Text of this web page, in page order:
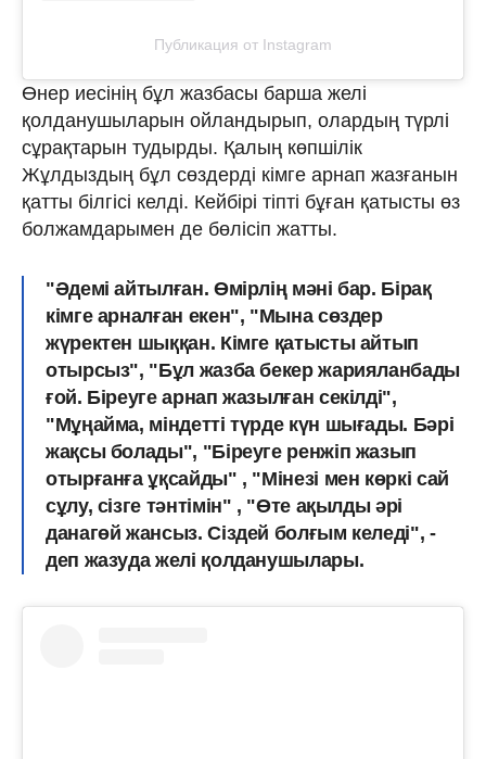
Публикация от Instagram
Өнер иесінің бұл жазбасы барша желі
қолданушыларын ойландырып, олардың түрлі
сұрақтарын тудырды. Қалың көпшілік
Жұлдыздың бұл сөздерді кімге арнап жазғанын
қатты білгісі келді. Кейбірі тіпті бұған қатысты өз
болжамдарымен де бөлісіп жатты.
"Әдемі айтылған. Өмірлің мәні бар. Бірақ
кімге арналған екен", "Мына сөздер
жүректен шыққан. Кімге қатысты айтып
отырсыз", "Бұл жазба бекер жарияланбады
ғой. Біреуге арнап жазылған секілді",
"Мұңайма, міндетті түрде күн шығады. Бәрі
жақсы болады", "Біреуге ренжіп жазып
отырғанға ұқсайды" , "Мінезі мен көркі сай
сұлу, сізге тәнтімін" , "Өте ақылды әрі
данагөй жансыз. Сіздей болғым келеді", -
деп жазуда желі қолданушылары.